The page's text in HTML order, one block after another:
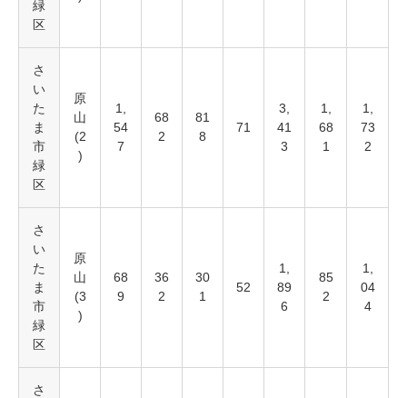
緑
区
さ
い
た
ま
市
緑
区
原
山
(2
)
1,
54
7
68
2
81
8
71
3,
41
3
1,
68
1
1,
73
2
さ
い
た
ま
市
緑
区
原
山
(3
)
68
9
36
2
30
1
52
1,
89
6
85
2
1,
04
4
さ